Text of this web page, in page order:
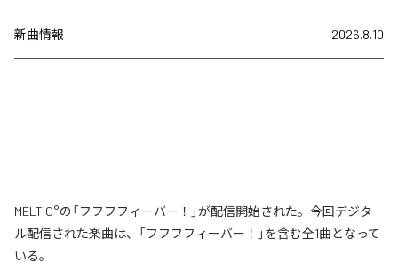
新曲情報 2026.8.10
MELTIC°の「フフフフィーバー！」が配信開始された。今回デジタ
ル配信された楽曲は、「フフフフィーバー！」を含む全1曲となって
いる。